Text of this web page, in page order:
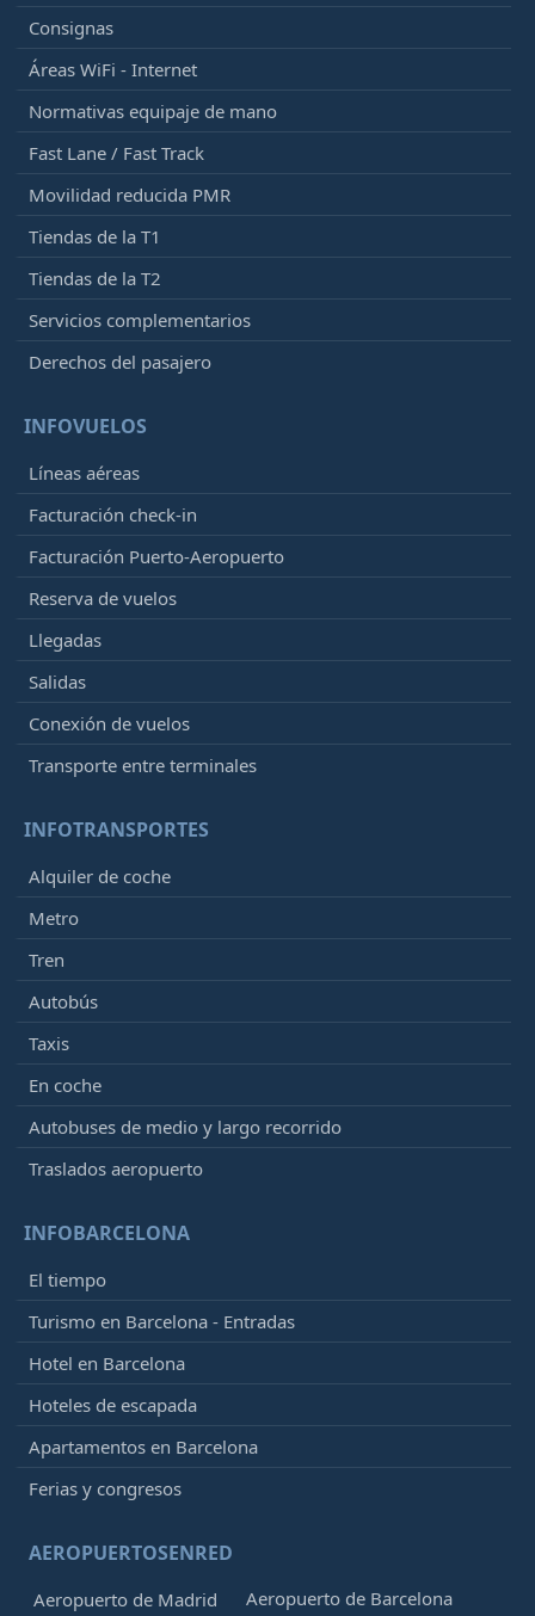
Consignas
Áreas WiFi - Internet
Normativas equipaje de mano
Fast Lane / Fast Track
Movilidad reducida PMR
Tiendas de la T1
Tiendas de la T2
Servicios complementarios
Derechos del pasajero
INFOVUELOS
Líneas aéreas
Facturación check-in
Facturación Puerto-Aeropuerto
Reserva de vuelos
Llegadas
Salidas
Conexión de vuelos
Transporte entre terminales
INFOTRANSPORTES
Alquiler de coche
Metro
Tren
Autobús
Taxis
En coche
Autobuses de medio y largo recorrido
Traslados aeropuerto
INFOBARCELONA
El tiempo
Turismo en Barcelona - Entradas
Hotel en Barcelona
Hoteles de escapada
Apartamentos en Barcelona
Ferias y congresos
AEROPUERTOSENRED
Aeropuerto de Madrid Aeropuerto de Barcelona